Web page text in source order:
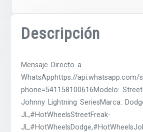
Descripción
Mensaje Directo a
WhatsApphttps://api.whatsapp.com/
phone=541158100616Modelo:
Johnny Lightning SeriesMarca:
JL,#HotWheelsStreetFreak-